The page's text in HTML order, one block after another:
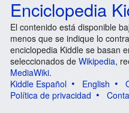
Enciclopedia
El contenido está disponible
menos que se indique lo
enciclopedia Kiddle se basan
seleccionados de Wikipedia,
MediaWiki.
Kiddle Español
English
Política de privacidad